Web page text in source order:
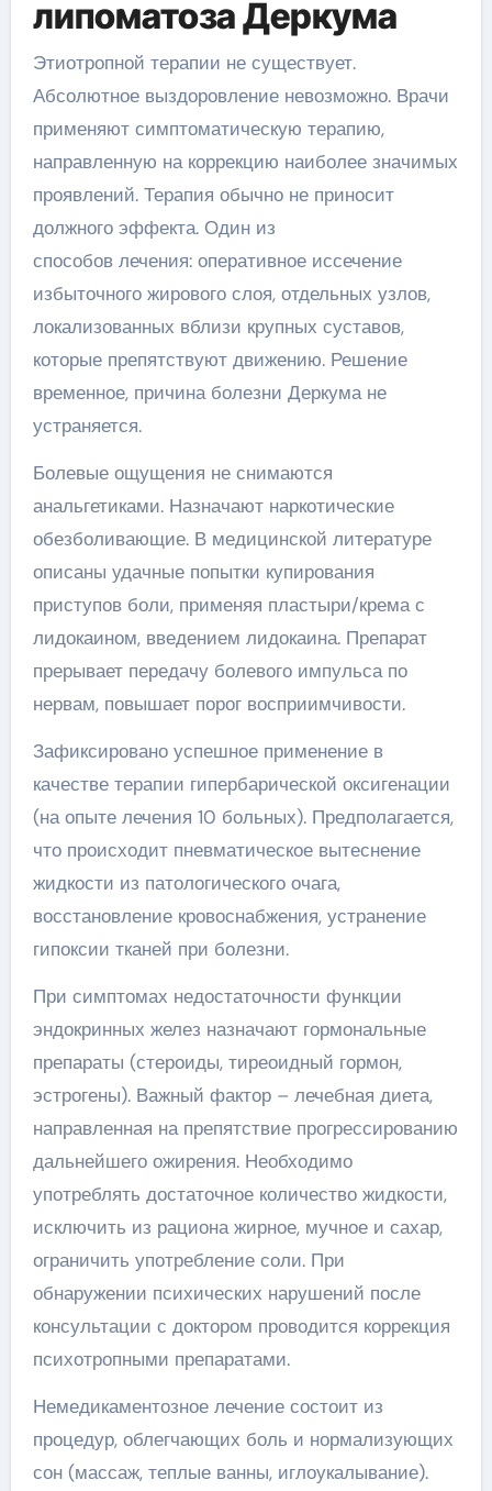
липоматоза Деркума
Этиотропной терапии не существует.
Абсолютное выздоровление невозможно. Врачи
применяют симптоматическую терапию,
направленную на коррекцию наиболее значимых
проявлений. Терапия обычно не приносит
должного эффекта. Один из
способов лечения: оперативное иссечение
избыточного жирового слоя, отдельных узлов,
локализованных вблизи крупных суставов,
которые препятствуют движению. Решение
временное, причина болезни Деркума не
устраняется.
Болевые ощущения не снимаются
анальгетиками. Назначают наркотические
обезболивающие. В медицинской литературе
описаны удачные попытки купирования
приступов боли, применяя пластыри/крема с
лидокаином, введением лидокаина. Препарат
прерывает передачу болевого импульса по
нервам, повышает порог восприимчивости.
Зафиксировано успешное применение в
качестве терапии гипербарической оксигенации
(на опыте лечения 10 больных). Предполагается,
что происходит пневматическое вытеснение
жидкости из патологического очага,
восстановление кровоснабжения, устранение
гипоксии тканей при болезни.
При симптомах недостаточности функции
эндокринных желез назначают гормональные
препараты (стероиды, тиреоидный гормон,
эстрогены). Важный фактор – лечебная диета,
направленная на препятствие прогрессированию
дальнейшего ожирения. Необходимо
употреблять достаточное количество жидкости,
исключить из рациона жирное, мучное и сахар,
ограничить употребление соли. При
обнаружении психических нарушений после
консультации с доктором проводится коррекция
психотропными препаратами.
Немедикаментозное лечение состоит из
процедур, облегчающих боль и нормализующих
сон (массаж, теплые ванны, иглоукалывание).